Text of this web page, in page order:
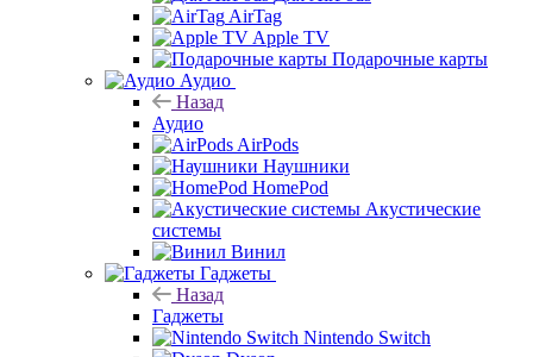
AirTag
Apple TV
Подарочные карты
Аудио
Назад
Аудио
AirPods
Наушники
HomePod
Акустические
системы
Винил
Гаджеты
Назад
Гаджеты
Nintendo Switch